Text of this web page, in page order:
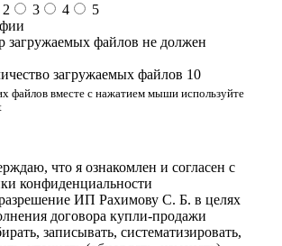
2 3 4
5
загружаемых файлов не должен
загружаемых файлов 10
файлов вместе с нажатием мыши используйте
что я ознакомлен и согласен с
конфиденциальности
ИП Рахимову С. Б. в целях
договора купли-продажи
записывать, систематизировать,